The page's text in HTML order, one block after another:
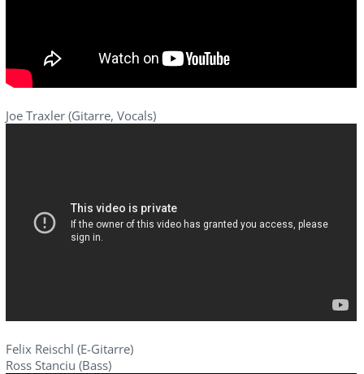
Joe Traxler (Gitarre, Vocals)
Felix Reischl (E-Gitarre)
Ross Stanciu (Bass)